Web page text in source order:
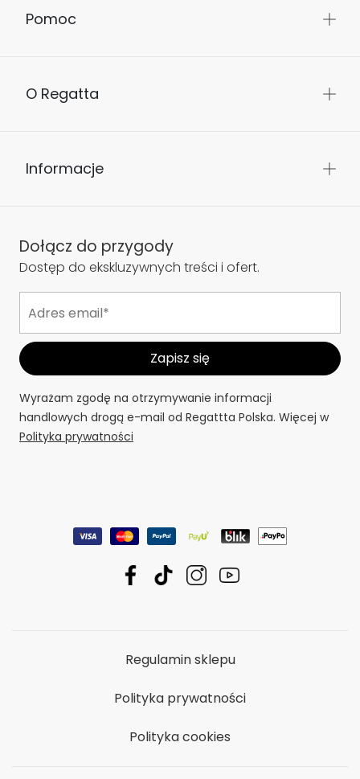
Pomoc
O Regatta
Informacje
Dołącz do przygody
Dostęp do ekskluzywnych treści i ofert.
Wyrażam zgodę na otrzymywanie informacji
handlowych drogą e-mail od Regattta Polska. Więcej w
Polityka prywatności
Regulamin sklepu
Polityka prywatności
Polityka cookies